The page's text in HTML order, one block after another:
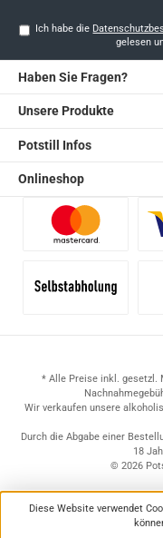
Ich habe die
gelesen
Haben Sie Fragen?
Unsere Produkte
Potstill Infos
Onlineshop
* Alle Preise inkl. gesetzl.
Wir verkaufen unsere
Durch die Abgabe einer
18
© 2026
Diese Website verwendet